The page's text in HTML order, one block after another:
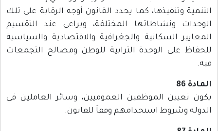
التنمية وتنفيذها، كما يحدد القانون أوجه الرقابة على تلك
الوحدات ونشاطاتها المختلفة، ويراعى عند التقسيم
المعايير السكانية والجغرافية والاقتصادية والسياسية
للحفاظ على الوحدة الترابية للوطن ومصالح التجمعات
فيه.
المادة 86
يكون تعيين الموظفين العموميين، وسائر العاملين في
الدولة وشروط استخدامهم وفقاً للقانون.